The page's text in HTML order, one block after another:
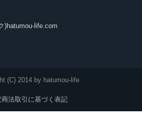
)hatumou-life.com
(C) 2014 by hatumou-life
商法取引に基づく表記